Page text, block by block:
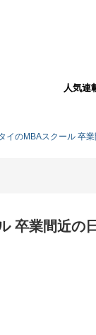
人気連
イのMBAスクール 卒
卒業間近の